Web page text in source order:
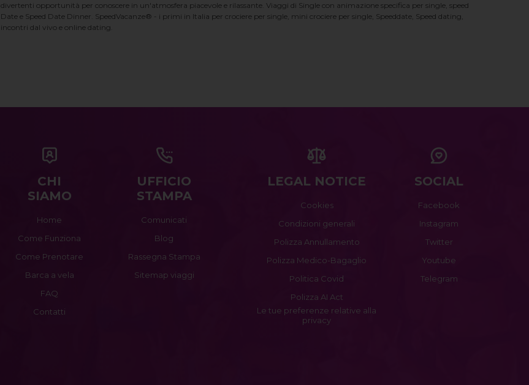
divertenti opportunità per conoscere in un'atmosfera piacevole e rilassante. Viaggi di Single con animazione specifica per single, speed
Date e Speed Date Dinner. SpeedVacanze® - i primi in Italia per crociere per single, mini crociere per single, Speeddate, Speed dating,
incontri dal vivo e online dating.
CHI
SIAMO
Home
Come Funziona
Come Prenotare
Barca a vela
FAQ
Contatti
UFFICIO
STAMPA
Comunicati
Blog
Rassegna Stampa
Sitemap viaggi
LEGAL NOTICE
Cookies
Condizioni generali
Polizza Annullamento
Polizza Medico-Bagaglio
Politica Covid
Polizza AI Act
Le tue preferenze relative alla
privacy
SOCIAL
Facebook
Instagram
Twitter
Youtube
Telegram